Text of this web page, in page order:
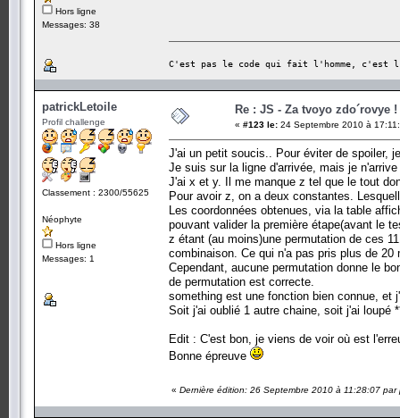
Hors ligne
Messages: 38
C'est pas le code qui fait l'homme, c'est
patrickLetoile
Profil challenge
Classement : 2300/55625
Néophyte
Hors ligne
Messages: 1
Re : JS - Za tvoyo zdo´rovye !
« #123 le: 24 Septembre 2010 à
J'ai un petit soucis.. Pour éviter de spoiler,
Je suis sur la ligne d'arrivée, mais je
J'ai x et y. Il me manque z tel que le tout
Pour avoir z, on a deux constantes.
Les coordonnées obtenues, via la table
pouvant valider la première étape(avant le
z étant (au moins)une permutation de ces
combinaison. Ce qui n'a pas pris plus de 20
Cependant, aucune permutation donne le
de permutation est correcte.
something est une fonction bien connue, et
Soit j'ai oublié 1 autre chaine, soit j'ai loupé
Edit : C'est bon, je viens de voir où est
Bonne épreuve
« Dernière édition: 26 Septembre 2010 à 11:28:07 par